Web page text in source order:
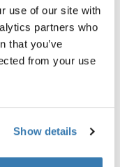
use of our site with
partners who
that you’ve
from your use
Show details